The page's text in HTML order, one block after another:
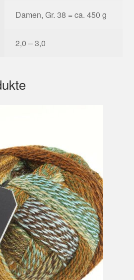
Damen, Gr. 38 = ca. 450 g
2,0 – 3,0